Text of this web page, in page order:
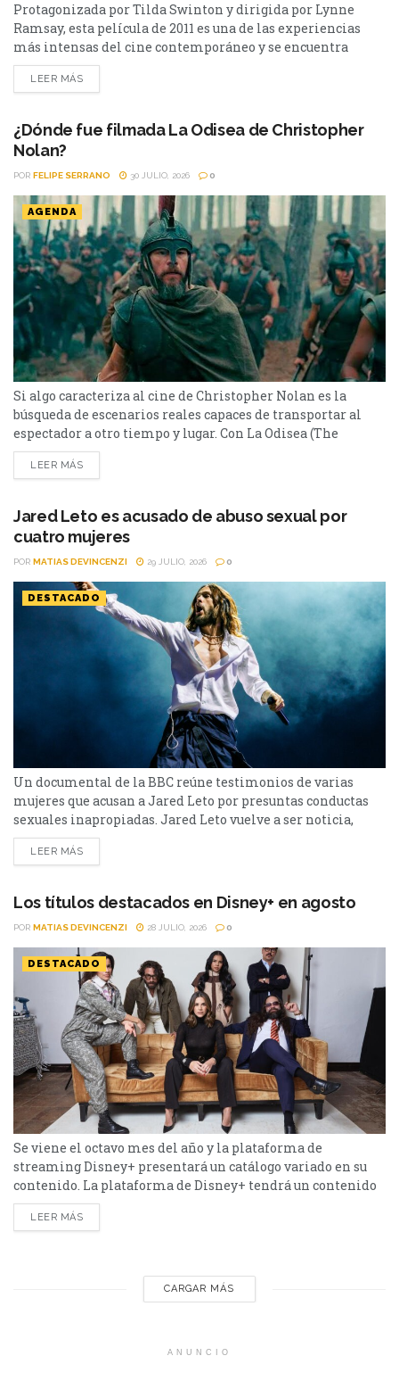
Protagonizada por Tilda Swinton y dirigida por Lynne
Ramsay, esta película de 2011 es una de las experiencias
más intensas del cine contemporáneo y se encuentra
disponible en streaming. Hay películas que entretienen y
otras que dejan una marca difícil de borrar. Tenemos que
Basada en la novela homónima de Lionel...
LEER MÁS
¿Dónde fue filmada La Odisea de Christopher
Nolan?
POR FELIPE SERRANO 30 JULIO, 2026 0
AGENDA
Si algo caracteriza al cine de Christopher Nolan es la
búsqueda de escenarios reales capaces de transportar al
espectador a otro tiempo y lugar. Con La Odisea (The
Odyssey), el director volvió a apostar por paisajes
imponentes para recrear el viaje de Odiseo. El rodaje se
atención a lugares que...
LEER MÁS
Jared Leto es acusado de abuso sexual por
cuatro mujeres
POR MATIAS DEVINCENZI 29 JULIO, 2026 0
DESTACADO
Un documental de la BBC reúne testimonios de varias
mujeres que acusan a Jared Leto por presuntas conductas
sexuales inapropiadas. Jared Leto vuelve a ser noticia,
aunque esta vez lejos de la pantalla. El actor ganador del
Oscar y líder de Thirty Seconds to Mars enfrenta una nueva
Leto: Hollywood's Dark...
LEER MÁS
Los títulos destacados en Disney+ en agosto
POR MATIAS DEVINCENZI 28 JULIO, 2026 0
DESTACADO
Se viene el octavo mes del año y la plataforma de
streaming Disney+ presentará un catálogo variado en su
contenido. La plataforma de Disney+ tendrá un contenido
variado durante el mes de agosto. Desde Star Wars: Visions
- La Novena Jedi hasta Animales, la lista es extensa.
LEER MÁS
CARGAR MÁS
ANUNCIO